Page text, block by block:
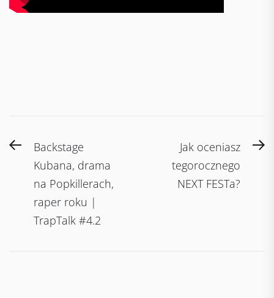
Post
navigation
PreviousBackstage
Kubana, drama
na Popkillerach,
raper roku |
TrapTalk #4.2
Jak oceniasz
tegorocznego
NEXT FESTa?